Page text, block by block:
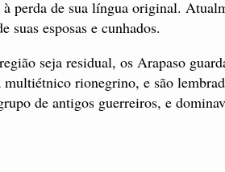
perda de sua língua original.
suas esposas e cunhados.
seja residual, os Arapaso
rionegrino, e são
de antigos guerreiros, e